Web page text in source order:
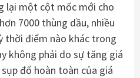
lại một cột mốc mới cho
7000 thùng dầu, nhiều
thời điểm nào khác trong
không phải do sự tăng giá
đổ hoàn toàn của giá